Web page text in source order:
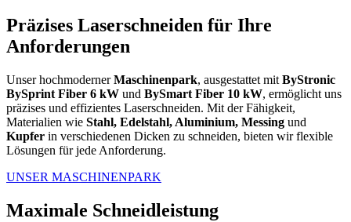
Präzises Laserschneiden für Ihre
Anforderungen
Unser hochmodernerMaschinenpark, ausgestattet mit ByStronic
BySprint Fiber 6 kW und BySmart Fiber 10 kW, ermöglicht uns
präzises und effizientes Laserschneiden. Mit der Fähigkeit,
Materialien wie Stahl, Edelstahl, Aluminium, Messing und
Kupfer in verschiedenen Dicken zu schneiden, bieten wir flexible
Lösungen für jede Anforderung.
UNSER MASCHINENPARK
Maximale Schneidleistung